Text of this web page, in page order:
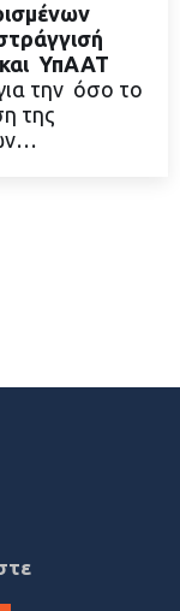
ΥπΑΑΤ
την όσο το
της